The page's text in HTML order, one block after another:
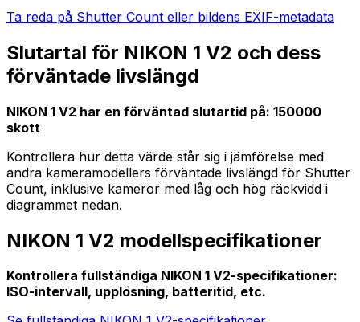
Ta reda på Shutter Count eller bildens EXIF-metadata
Slutartal för NIKON 1 V2 och dess
förväntade livslängd
NIKON 1 V2 har en förväntad slutartid på: 150000
skott
Kontrollera hur detta värde står sig i jämförelse med
andra kameramodellers förväntade livslängd för Shutter
Count, inklusive kameror med låg och hög räckvidd i
diagrammet nedan.
NIKON 1 V2 modellspecifikationer
Kontrollera fullständiga NIKON 1 V2-specifikationer:
ISO-intervall, upplösning, batteritid, etc.